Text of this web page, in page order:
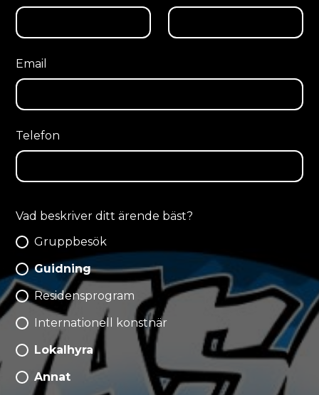
Email
Telefon
Vad beskriver ditt ärende bäst?
Gruppbesök
Guidning
Residensprogram
Internationell konstnär
Lokalhyra
Annat